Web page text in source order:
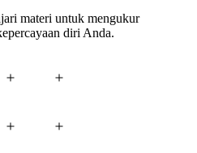
materi untuk mengukur
diri Anda.